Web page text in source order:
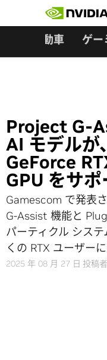
自動車 ゲー
Project G-
AI モデルが
GeForce
GPU をサポ
Gamescom で発表
G-Assist 機能と
パーティクル シス
くの RTX ユーザー
2025 年 08 月 27 日 投稿者